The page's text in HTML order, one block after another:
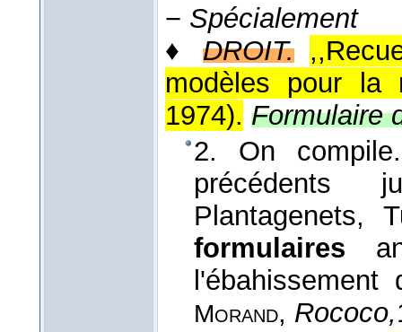
− Spécialement
♦ DROIT.
modèles pour la
1974). Formulaire
2. On
précédents
Plantagenets,
formulaires
Morand, Rococo,